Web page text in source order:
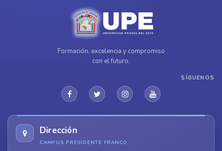
Formación, excelencia y compromiso
con el futuro.
SÍGUENOS
Dirección
CAMPUS PRESIDENTE FRANCO